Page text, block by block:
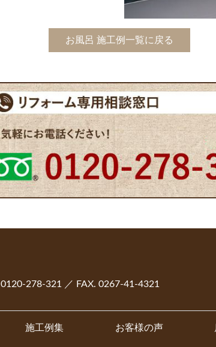
お風呂 施工例一覧に戻る
0120-278-321 ／ FAX. 0267-41-4321
施工例集 お客様の声